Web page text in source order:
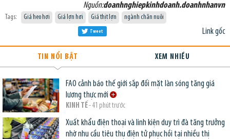
Nguồn:doanhnghiepkinhdoanh.doanhnhanvn
Tags: Giá heo hơi Giá lợn hơi Giá thịt lợn ngành chăn nuôi
Link gốc
Tweet
TIN NỔI BẬT XEM NHIỀU
FAO cảnh báo thế giới sắp đối mặt làn sóng tăng giá
lương thực mới
KINH TẾ- 41 phút trước
Xuất khẩu điện thoại và linh kiện duy trì đà tăng trưởng
nhờ nhu cầu tiêu thụ điện tử phục hồi tại nhiều thị